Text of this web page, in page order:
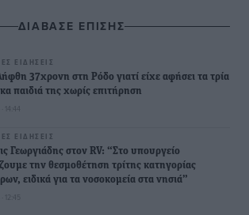
ΔΙΑΒΑΣΕ ΕΠΙΣΗΣ
ΕΙΔΉΣΕΙΣ
37χρονη στη Ρόδο γιατί είχε αφήσει τα τρία
παιδιά της χωρίς επιτήρηση
· 14:44
ΕΙΔΉΣΕΙΣ
Γεωργιάδης στον RV: “Στο υπουργείο
την θεσμοθέτηση τρίτης κατηγορίας
ειδικά για τα νοσοκομεία στα νησιά”
12:45